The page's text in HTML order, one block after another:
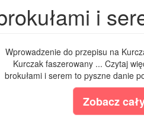
i
Wprowadzenie do przepisu na
Kurczak faszerowany ... Czytaj
brokułami i serem to pyszne danie
Zobacz